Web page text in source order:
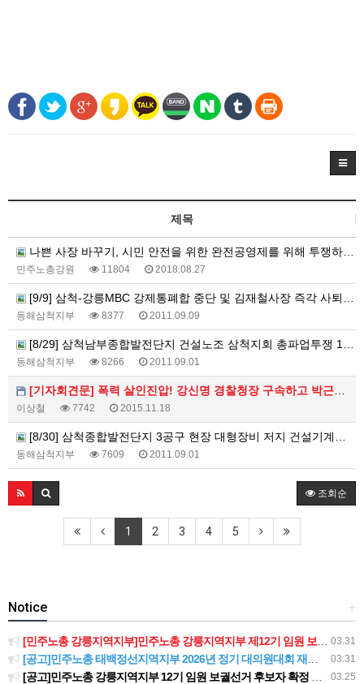
제목
나쁜 사장 바꾸기, 시민 안전을 위한 완전공영제를 위해 투쟁하는 대동・대한운수 노동자들의 파업을 지지한다.
민주노총강원 11804 2018.08.27
[9/9] 삼척-강릉MBC 강제통폐합 중단 및 김재철사장 즉각 사퇴 촉구 시민사회노동단체 및 야4당 합동 기자회견 힘있게 진행되었습니다!!
동해삼척지부 8377 2011.09.09
[8/29] 삼척남부종합발전단지 건설노조 삼척지회 총파업투쟁 1일차 (철야농성)
동해삼척지부 8266 2011.09.01
[기자회견문] 폭력 살인진압! 강신명 경찰청장 구속하고 박근혜 정권 퇴진하라
이상철 7742 2015.11.18
[8/30] 삼척종합발전단지 3공구 현장 대형장비 저지 건설기계노동자 기자회견 및 규탄 결의대회
동해삼척지부 7609 2011.09.01
조회순
1 2 3 4 5
+
Notice
03.31
[민주노총 강릉지역지부]민주노총 강릉지역지부 제12기 임원 보궐선거결과 공고
03.31
[공고]민주노총 태백정선지역지부 2026년 정기 대의원대회 재소집 건
03.25
[공고]민주노총 강릉지역지부 12기 임원 보궐선거 후보자 확정 공고